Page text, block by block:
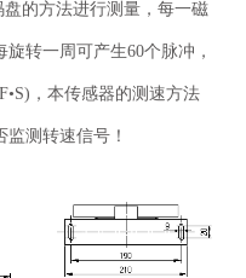
的方法进行测量，每一磁
转一周可产生60个脉冲，
，本传感器的测速方法
测转速信号！